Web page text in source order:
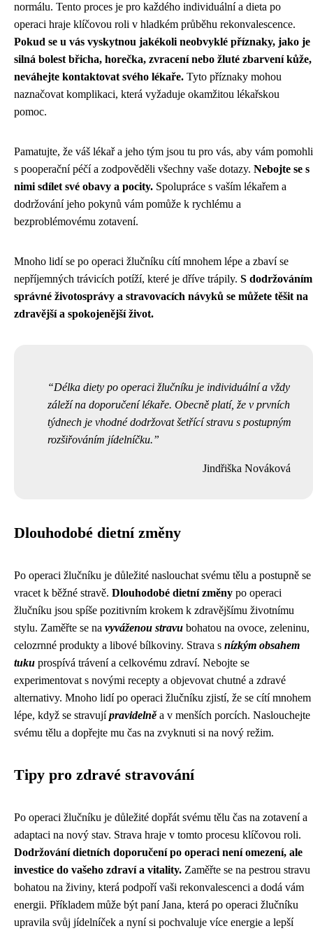
normálu. Tento proces je pro každého individuální a dieta po
operaci hraje klíčovou roli v hladkém průběhu rekonvalescence.
Pokud se u vás vyskytnou jakékoli neobvyklé příznaky, jako je
silná bolest břicha, horečka, zvracení nebo žluté zbarvení kůže,
neváhejte kontaktovat svého lékaře. Tyto příznaky mohou
naznačovat komplikaci, která vyžaduje okamžitou lékařskou
pomoc.
Pamatujte, že váš lékař a jeho tým jsou tu pro vás, aby vám pomohli
s pooperační péčí a zodpověděli všechny vaše dotazy. Nebojte se s
nimi sdílet své obavy a pocity. Spolupráce s vaším lékařem a
dodržování jeho pokynů vám pomůže k rychlému a
bezproblémovému zotavení.
Mnoho lidí se po operaci žlučníku cítí mnohem lépe a zbaví se
nepříjemných trávicích potíží, které je dříve trápily. S dodržováním
správné životosprávy a stravovacích návyků se můžete těšit na
zdravější a spokojenější život.
Délka diety po operaci žlučníku je individuální a vždy
záleží na doporučení lékaře. Obecně platí, že v prvních
týdnech je vhodné dodržovat šetřící stravu s postupným
rozšiřováním jídelníčku.
Jindřiška Nováková
Dlouhodobé dietní změny
Po operaci žlučníku je důležité naslouchat svému tělu a postupně se
vracet k běžné stravě. Dlouhodobé dietní změny po operaci
žlučníku jsou spíše pozitivním krokem k zdravějšímu životnímu
stylu. Zaměřte se na vyváženou stravu bohatou na ovoce, zeleninu,
celozrnné produkty a libové bílkoviny. Strava s nízkým obsahem
tuku prospívá trávení a celkovému zdraví. Nebojte se
experimentovat s novými recepty a objevovat chutné a zdravé
alternativy. Mnoho lidí po operaci žlučníku zjistí, že se cítí mnohem
lépe, když se stravujípravidelněa v menších porcích. Naslouchejte
svému tělu a dopřejte mu čas na zvyknuti si na nový režim.
Tipy pro zdravé stravování
Po operaci žlučníku je důležité dopřát svému tělu čas na zotavení a
adaptaci na nový stav. Strava hraje v tomto procesu klíčovou roli.
Dodržování dietních doporučení po operaci není omezení, ale
investice do vašeho zdraví a vitality. Zaměřte se na pestrou stravu
bohatou na živiny, která podpoří vaši rekonvalescenci a dodá vám
energii. Příkladem může být paní Jana, která po operaci žlučníku
upravila svůj jídelníček a nyní si pochvaluje více energie a lepší